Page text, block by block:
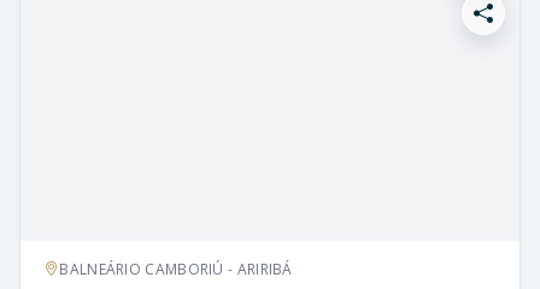
BALNEÁRIO CAMBORIÚ - ARIRIBÁ